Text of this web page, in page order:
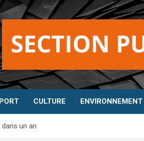
CULTURE ENVIRONNEMENT
un an